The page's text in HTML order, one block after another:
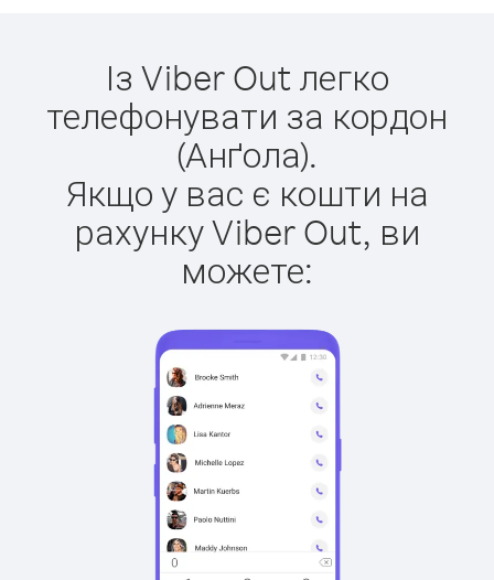
Із Viber Out легко
телефонувати за кордон
(Анґола).
Якщо у вас є кошти на
рахунку Viber Out, ви
можете: